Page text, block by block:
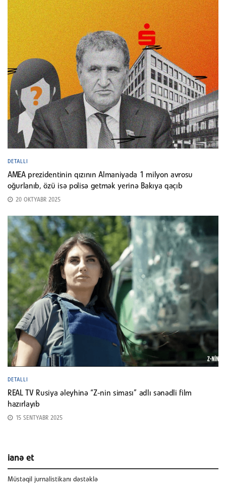
DETALLI
AMEA prezidentinin qızının Almaniyada 1 milyon avrosu
oğurlanıb, özü isə polisə getmək yerinə Bakıya qaçıb
20 OKTYABR 2025
DETALLI
REAL TV Rusiya əleyhinə “Z-nin siması” adlı sənədli film
hazırlayıb
15 SENTYABR 2025
ianə et
Müstəqil jurnalistikanı dəstəklə